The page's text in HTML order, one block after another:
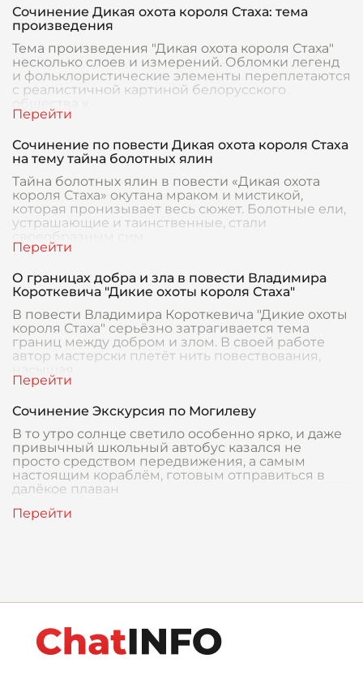
Сочинение Дикая охота короля Стаха: тема
произведения
Тема произведения "Дикая охота короля Стаха"
несколько слоев и измерений. Обломки легенд
и фольклористические элементы переплетаются
с реалистичной картиной белорусского
общества к
Сочинение по повести Дикая охота короля Стаха
на тему тайна болотных ялин
Тайна болотных ялин в повести «Дикая охота
короля Стаха» окутана мраком и мистикой,
которая пронизывает весь сюжет. Болотные ели,
устрашающие и таинственные, стали
своеобразным сим
О границах добра и зла в повести Владимира
Короткевича "Дикие охоты короля Стаха"
В повести Владимира Короткевича "Дикие охоты
короля Стаха" серьёзно затрагивается тема
границ между добром и злом. В своей работе
автор мастерски плетёт нить повествования,
Сочинение Экскурсия по Могилеву
В то утро солнце светило особенно ярко, и даже
привычный школьный автобус казался не
просто средством передвижения, а самым
настоящим кораблём, готовым отправиться в
далёкое плаван